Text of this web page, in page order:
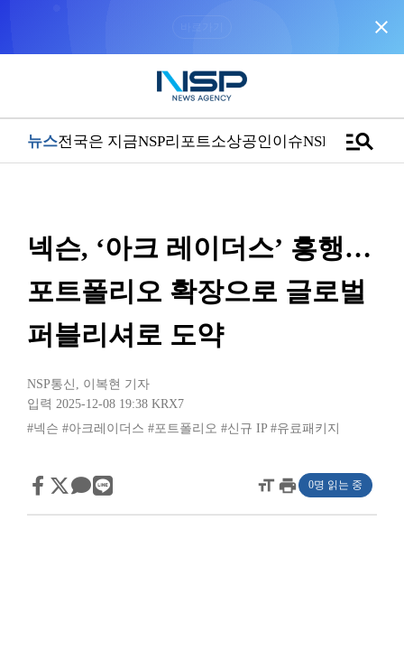
close
뉴스전국은 지금NSP리포트소상공인이슈NSPTVmanage_search
넥슨, ‘아크 레이더스’ 흥행…
포트폴리오 확장으로 글로벌
퍼블리셔로 도약
NSP통신 , 이복현 기자
입력 2025-12-08 19:38 KRX7
#넥슨 #아크레이더스 #포트폴리오 #신규 IP #유료패키지
format_sizeprint 0명 읽는 중